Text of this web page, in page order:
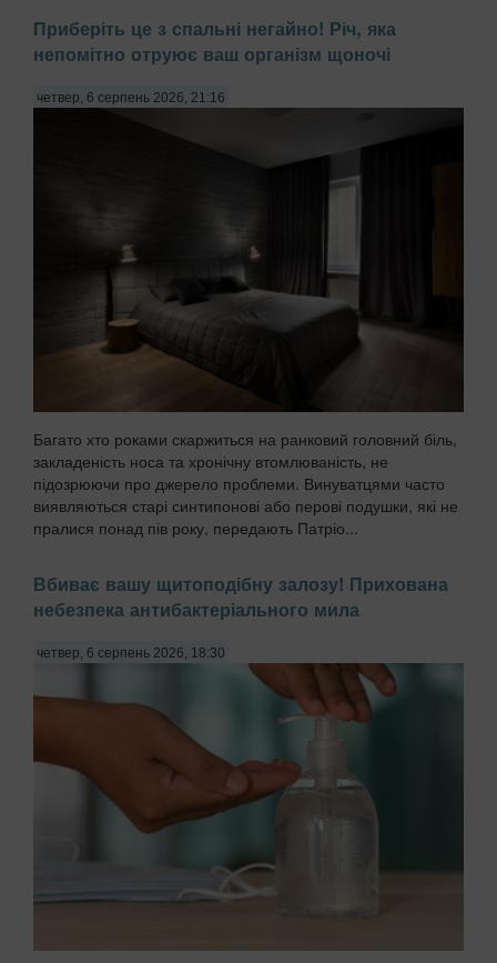
Приберіть це з спальні негайно! Річ, яка
непомітно отруює ваш організм щоночі
четвер, 6 серпень 2026, 21:16
Багато хто роками скаржиться на ранковий головний біль,
закладеність носа та хронічну втомлюваність, не
підозрюючи про джерело проблеми. Винуватцями часто
виявляються старі синтипонові або перові подушки, які не
пралися понад пів року, передають Патріо...
Вбиває вашу щитоподібну залозу! Прихована
небезпека антибактеріального мила
четвер, 6 серпень 2026, 18:30